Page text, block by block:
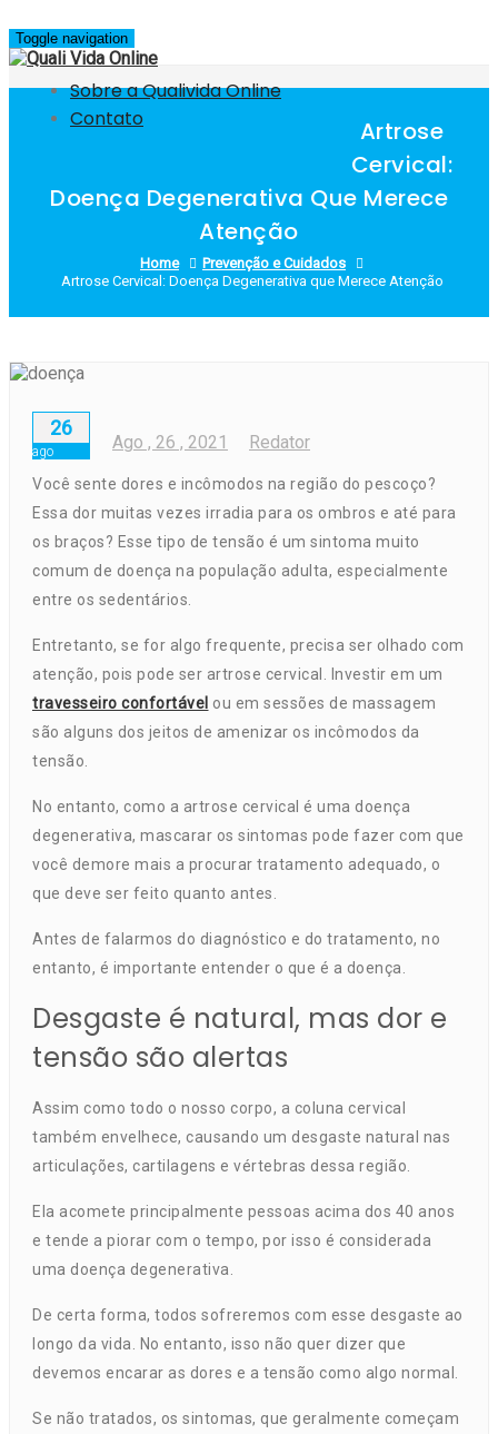
to
content
Toggle navigation
Sobre a Qualivida Online
Contato
Artrose
Cervical:
Doença Degenerativa Que Merece
Atenção
Home
Prevenção e Cuidados
Artrose Cervical: Doença Degenerativa que Merece Atenção
26
ago Ago , 26 , 2021 Redator
Você sente dores e incômodos na região do pescoço?
Essa dor muitas vezes irradia para os ombros e até para
os braços? Esse tipo de tensão é um sintoma muito
comum de doença na população adulta, especialmente
entre os sedentários.
Entretanto, se for algo frequente, precisa ser olhado com
atenção, pois pode ser artrose cervical. Investir em um
travesseiro confortável ou em sessões de massagem
são alguns dos jeitos de amenizar os incômodos da
tensão.
No entanto, como a artrose cervical é uma doença
degenerativa, mascarar os sintomas pode fazer com que
você demore mais a procurar tratamento adequado, o
que deve ser feito quanto antes.
Antes de falarmos do diagnóstico e do tratamento, no
entanto, é importante entender o que é a doença.
Desgaste é natural, mas dor e
tensão são alertas
Assim como todo o nosso corpo, a coluna cervical
também envelhece, causando um desgaste natural nas
articulações, cartilagens e vértebras dessa região.
Ela acomete principalmente pessoas acima dos 40 anos
e tende a piorar com o tempo, por isso é considerada
uma doença degenerativa.
De certa forma, todos sofreremos com esse desgaste ao
longo da vida. No entanto, isso não quer dizer que
devemos encarar as dores e a tensão como algo normal.
Se não tratados, os sintomas, que geralmente começam